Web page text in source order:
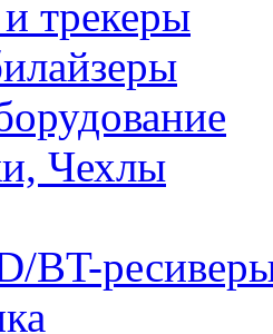
трекеры
Чехлы
BT-